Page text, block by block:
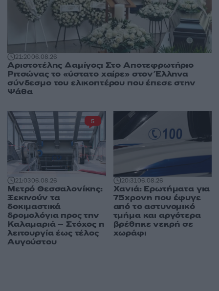
21:2006.08.26
Αριστοτέλης Δαμίγος: Στο Αποτεφρωτήριο
Ριτσώνας το «ύστατο χαίρε» στον Έλληνα
σύνδεσμο του ελικοπτέρου που έπεσε στην
Ψάθα
21:0306.08.26
Μετρό Θεσσαλονίκης:
Ξεκινούν τα
δοκιμαστικά
δρομολόγια προς την
Καλαμαριά – Στόχος η
λειτουργία έως τέλος
Αυγούστου
5
20:3106.08.26
Χανιά: Ερωτήματα για
75χρονη που έφυγε
από το αστυνομικό
τμήμα και αργότερα
βρέθηκε νεκρή σε
χωράφι